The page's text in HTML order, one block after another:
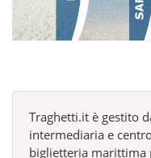
Traghetti.it è gestito
intermediaria e
biglietteria marittima